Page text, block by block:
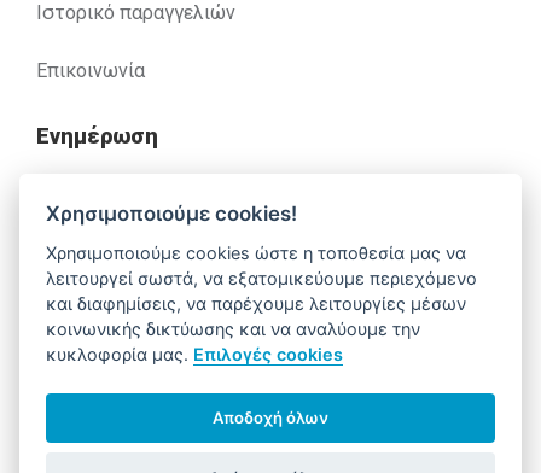
Ιστορικό παραγγελιών
Επικοινωνία
Ενημέρωση
Ανακλήσεις
Βοήθεια
Έχετε απορίες. Χρειάζεστε βοήθεια;
210 52 14 037 support@alfa-pharm.gr
Χρησιμοποιούμε cookies!
Χρησιμοποιούμε cookies ώστε η τοποθεσία μας να
λειτουργεί σωστά, να εξατομικεύουμε περιεχόμενο
και διαφημίσεις, να παρέχουμε λειτουργίες μέσων
κοινωνικής δικτύωσης και να αναλύουμε την
κυκλοφορία μας. Επιλογές cookies
Αποδοχή όλων